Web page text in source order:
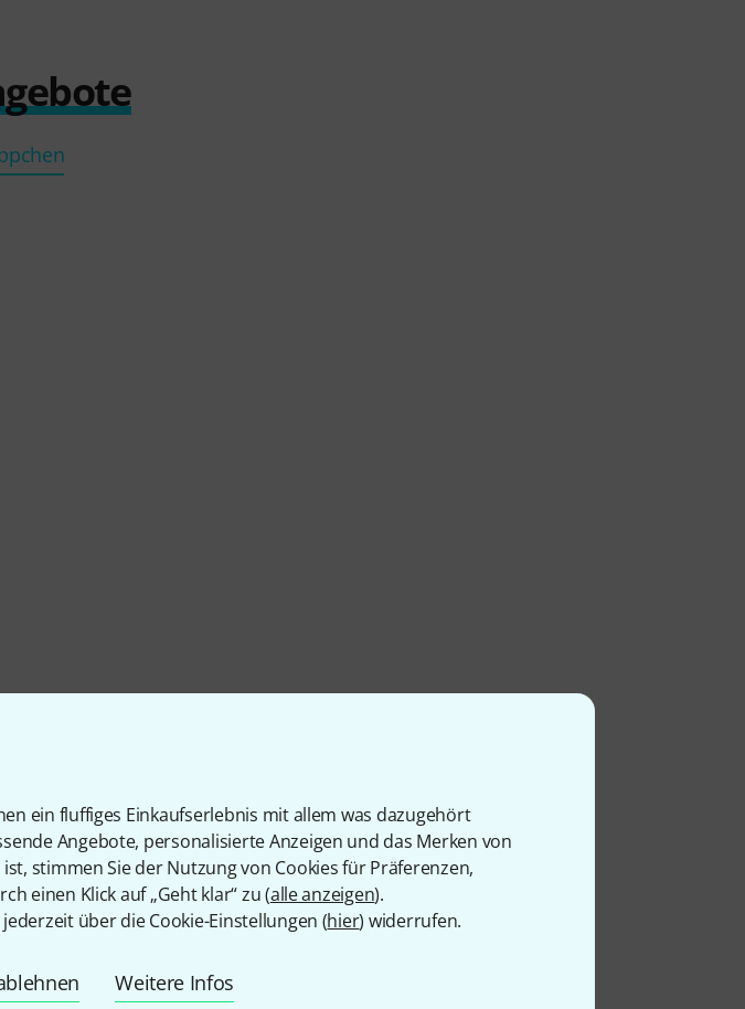
ein fluffiges Einkaufserlebnis mit allem was dazugehört
Angebote, personalisierte Anzeigen und das Merken von
stimmen Sie der Nutzung von Cookies für Präferenzen,
einen Klick auf „Geht klar“ zu (alle anzeigen).
über die Cookie-Einstellungen (hier) widerrufen.
Weitere Infos
Ø VERFÜGBARKEIT
81.56% (1 Jahr)
aearibbonmics.com